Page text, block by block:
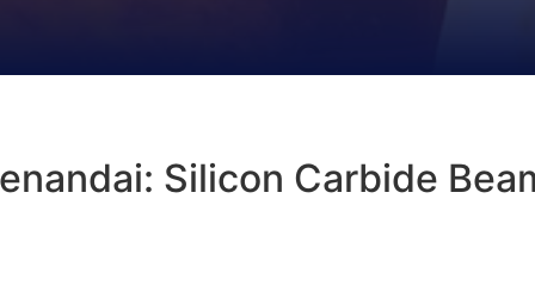
Silicon Carbide